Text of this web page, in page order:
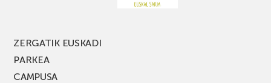
ZERGATIK EUSKADI
PARKEA
CAMPUSA